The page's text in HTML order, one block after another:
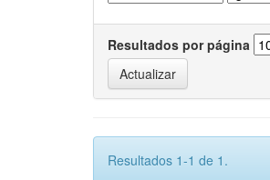
Resultados por página
Resultados 1-1 de 1.